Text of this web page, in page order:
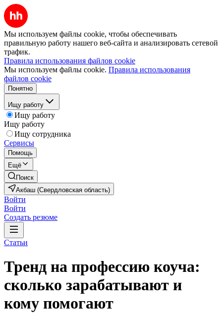
Мы используем файлы cookie, чтобы обеспечивать
правильную работу нашего веб-сайта и анализировать сетевой
трафик.
Правила использования файлов cookie
Мы используем файлы cookie. Правила использования
файлов cookie
Понятно
Ищу работу
Ищу работу
Ищу работу
Ищу сотрудника
Сервисы
Помощь
Ещё
Поиск
Акбаш (Свердловская область)
Войти
Войти
Создать резюме
Статьи
Тренд на профессию коуча:
сколько зарабатывают и
кому помогают